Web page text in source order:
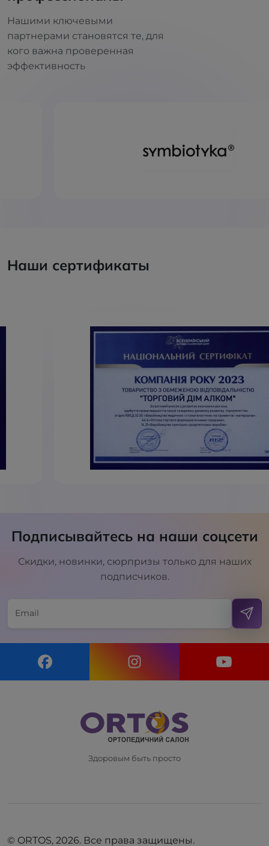
Нашими ключевыми
партнерами становятся те, для
кого важна проверенная
эффективность
Наши сертификаты
Подписывайтесь на наши соцсети
Скидки, новинки, сюрпризы только для наших
подписчиков.
Здоровым быть просто
© ORTOS, 2026. Все права защищены.